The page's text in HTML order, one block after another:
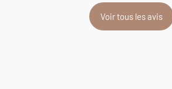
Voir tous les avis